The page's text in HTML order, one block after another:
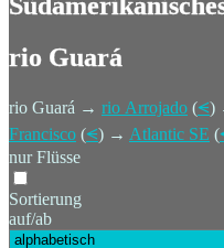
rio Guará
rio Guará → rio Arrojado (⪪)
Francisco (⪪) → Atlantic SE (
nur Flüsse
Sortierung
auf/ab